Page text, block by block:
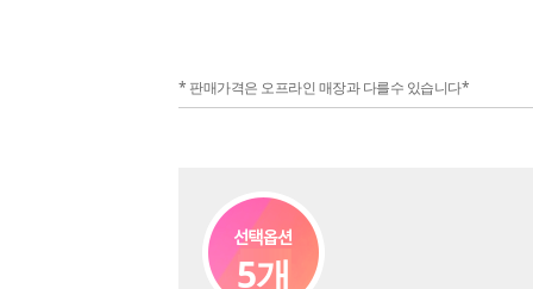
* 판매가격은 오프라인 매장과 다를수 있습니다*
5개